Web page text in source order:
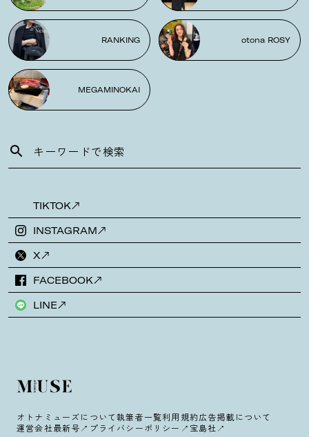
RANKING otona ROSY
MEGAMINOKAI
TIKTOK
INSTAGRAM
X
FACEBOOK
LINE
オトナミューズについて執筆者一覧利用規約広告掲載について
運営会社最新号 プライバシーポリシー 宝島社